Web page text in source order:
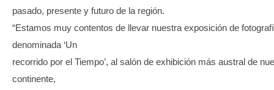
pasado, presente y futuro de la región.
“Estamos muy contentos de llevar nuestra exposición de
denominada ‘Un
recorrido por el Tiempo’, al salón de exhibición más austral de
continente,